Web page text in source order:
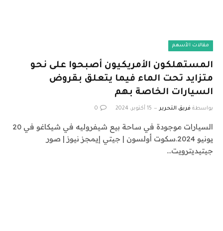
مقالات الأسهم
المستهلكون الأمريكيون أصبحوا على نحو
متزايد تحت الماء فيما يتعلق بقروض
السيارات الخاصة بهم
بواسطة فريق التحرير 15 أكتوبر، 2024 0
السيارات موجودة في ساحة بيع شيفروليه في شيكاغو في 20
يونيو 2024.سكوت أولسون | جيتي إيمجز نيوز | صور
جيتيديترويت…